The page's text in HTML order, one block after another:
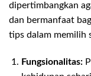
dipertimbangkan
dan bermanfaat
tips dalam memilih
Fungsionalitas: